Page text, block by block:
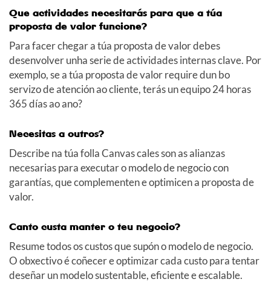
Que actividades necesitarás para que a túa
proposta de valor funcione?
Para facer chegar a túa proposta de valor debes
desenvolver unha serie de actividades internas clave. Por
exemplo, se a túa proposta de valor require dun bo
servizo de atención ao cliente, terás un equipo 24 horas
365 días ao ano?
Necesitas a outros?
Describe na túa folla Canvas cales son as alianzas
necesarias para executar o modelo de negocio con
garantías, que complementen e optimicen a proposta de
valor.
Canto custa manter o teu negocio?
Resume todos os custos que supón o modelo de negocio.
O obxectivo é coñecer e optimizar cada custo para tentar
deseñar un modelo sustentable, eficiente e escalable.